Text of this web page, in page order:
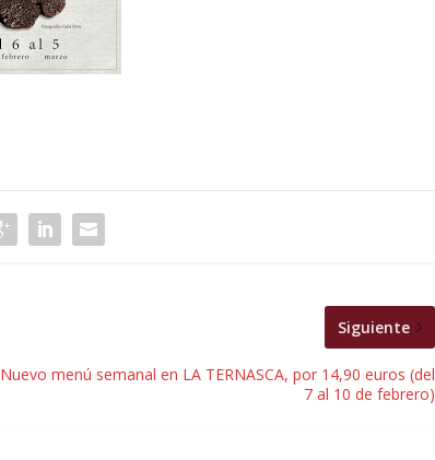
Siguiente
Nuevo menú semanal en LA TERNASCA, por 14,90 euros (del
7 al 10 de febrero)